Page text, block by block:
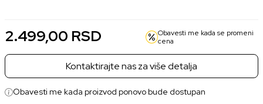
2.499,00 RSD
Obavesti me kada se promeni
cena
Kontaktirajte nas za više detalja
Obavesti me kada proizvod ponovo bude dostupan